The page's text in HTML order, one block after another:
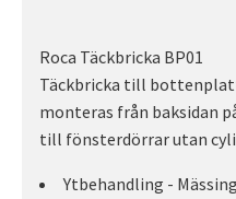
Roca Täckbricka BP01
Täckbricka till
monteras från baksidan
till fönsterdörrar utan
Ytbehandling -